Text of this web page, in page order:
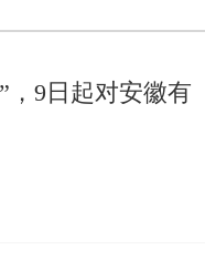
，9日起对安徽有